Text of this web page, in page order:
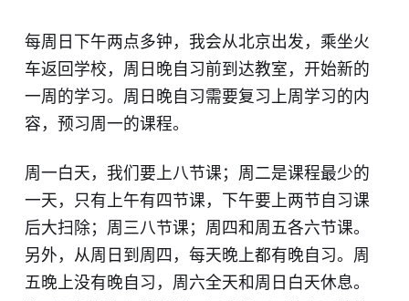
每周日下午两点多钟，我会从北京出发，乘坐火
车返回学校，周日晚自习前到达教室，开始新的
一周的学习。周日晚自习需要复习上周学习的内
容，预习周一的课程。
周一白天，我们要上八节课；周二是课程最少的
一天，只有上午有四节课，下午要上两节自习课
后大扫除；周三八节课；周四和周五各六节课。
另外，从周日到周四，每天晚上都有晚自习。周
五晚上没有晚自习，周六全天和周日白天休息。